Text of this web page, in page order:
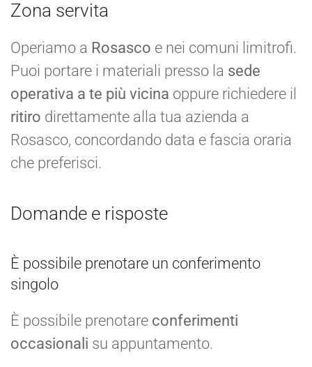
Zona servita
Operiamo a Rosasco e nei comuni limitrofi.
Puoi portare i materiali presso la sede
operativa a te più vicina oppure richiedere il
ritiro direttamente alla tua azienda a
Rosasco, concordando data e fascia oraria
che preferisci.
Domande e risposte
È possibile prenotare un conferimento
singolo
È possibile prenotare conferimenti
occasionali su appuntamento.